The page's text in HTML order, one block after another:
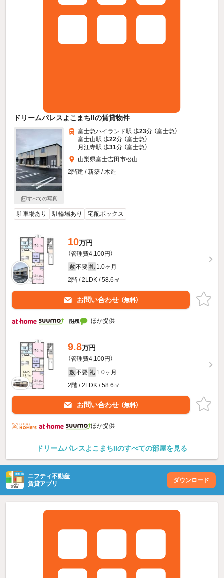
ドリームパレスよこまちIIの賃貸物件
すべての写真
富士急ハイランド駅 歩23分 （富士急）
富士山駅 歩22分 （富士急）
月江寺駅 歩31分 （富士急）
山梨県富士吉田市松山
2階建 / 新築 / 木造
駐車場あり 駐輪場あり 宅配ボックス
10万円
（管理費4,100円）
敷 不要 礼 1.0ヶ月
2階 / 2LDK / 58.6㎡
お問い合わせ （無料）
ほか提供
9.8万円
（管理費4,100円）
敷 不要 礼 1.0ヶ月
2階 / 2LDK / 58.6㎡
お問い合わせ （無料）
ほか提供
ドリームパレスよこまちIIのすべての部屋を見る
ニフティ不動産
賃貸アプリ
ダウンロード